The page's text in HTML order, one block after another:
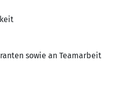
sowie an Teamarbeit